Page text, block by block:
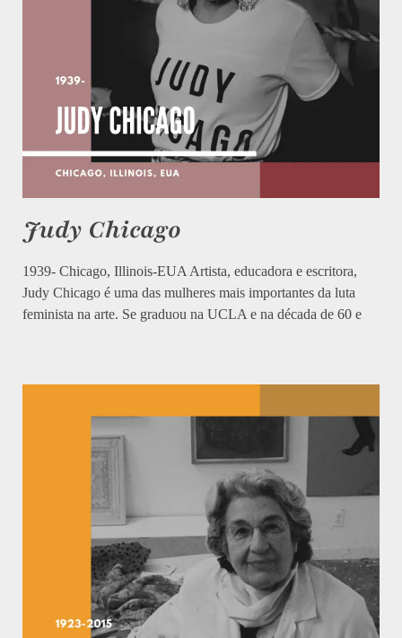
Judy Chicago
1939- Chicago, Illinois-EUA Artista, educadora e escritora,
Judy Chicago é uma das mulheres mais importantes da luta
feminista na arte. Se graduou na UCLA e na década de 60 e